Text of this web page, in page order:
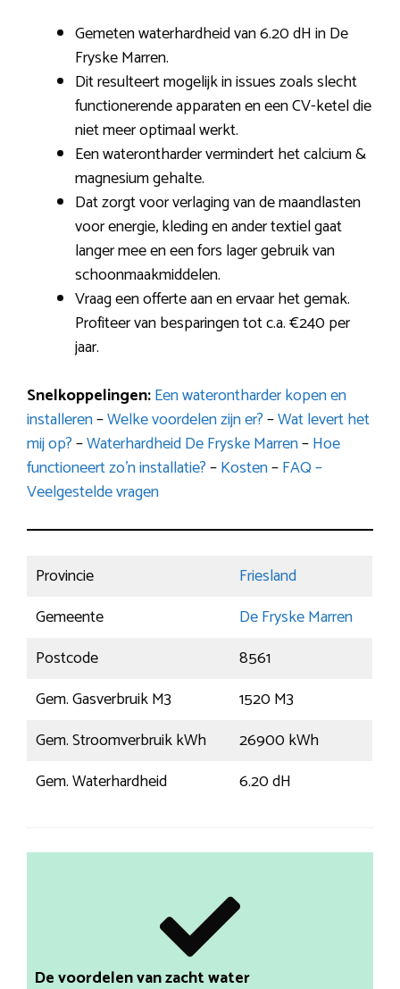
Gemeten waterhardheid van 6.20 dH in De
Fryske Marren.
Dit resulteert mogelijk in issues zoals slecht
functionerende apparaten en een CV-ketel die
niet meer optimaal werkt.
Een waterontharder vermindert het calcium &
magnesium gehalte.
Dat zorgt voor verlaging van de maandlasten
voor energie, kleding en ander textiel gaat
langer mee en een fors lager gebruik van
schoonmaakmiddelen.
Vraag een offerte aan en ervaar het gemak.
Profiteer van besparingen tot c.a. €240 per
jaar.
Snelkoppelingen:Een waterontharder kopen en
installeren–Welke voordelen zijn er?–Wat levert het
mij op?–Waterhardheid De Fryske Marren–Hoe
functioneert zo’n installatie?–Kosten–FAQ –
Veelgestelde vragen
Provincie
Friesland
Gemeente
De Fryske Marren
Postcode
8561
Gem. Gasverbruik M3
1520 M3
Gem. Stroomverbruik kWh
26900 kWh
Gem. Waterhardheid
6.20 dH
De voordelen van zacht water